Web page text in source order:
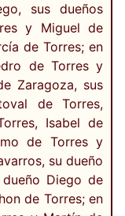
sus dueños
y Miguel de
de Torres; en
de Torres y
Zaragoza, sus
de Torres,
Isabel de
de Torres y
su dueño
Diego de
de Torres; en